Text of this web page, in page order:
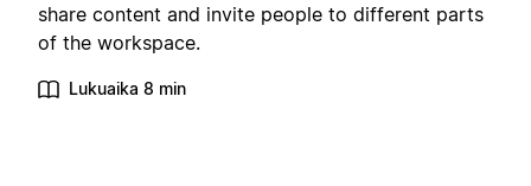
share content and invite people to different parts
of the workspace.
Lukuaika 8 min